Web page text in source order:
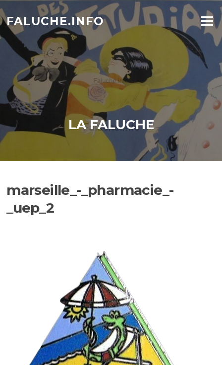
au
contenu
FALUCHE.INFO Menu
LA FALUCHE
marseille_-_pharmacie_-
_uep_2